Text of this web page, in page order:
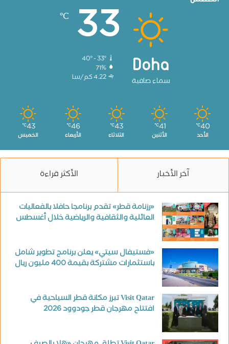
Doha
سماء صافية
33
℃
40º - 33º
71%
4.22 كم/سا
40
℃
الأحد
41
℃
الأثنين
43
℃
الثلاثاء
46
℃
الأربعاء
43
℃
الخميس
آخر الأخبار الأكثر قراءة
«رزنامة قطر» تقدم برنامجا حافلا بالفعاليات
العائلية والثقافية والرياضية خلال أغسطس
«فستيفال سيتي» يعلن برنامج تطوير شامل
باستثمارات مشتركة بقيمة 400 مليون ريال
Visit Qatar تبرز مكانة قطر السياحية في
افتتاح مهرجان قطر جودوود 2026